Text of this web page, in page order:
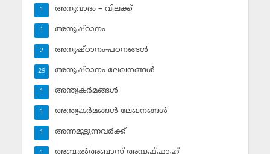
അനുവാദം – വിലക്ക്‌
1
അനുഷ്ഠാനം
1
അനുഷ്ഠാനം-പഠനങ്ങള്‍
2
അനുഷ്ഠാനം-ലേഖനങ്ങള്‍
29
അന്ത്യകര്‍മങ്ങള്‍
1
അന്ത്യകര്‍മങ്ങള്‍-ലേഖനങ്ങള്‍
1
അന്നമൂട്ടുന്നവര്‍ക്ക്
1